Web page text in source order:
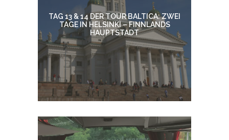
TAG 13 & 14 DER TOUR BALTICA: ZWEI
TAGE IN HELSINKI – FINNLANDS
HAUPTSTADT